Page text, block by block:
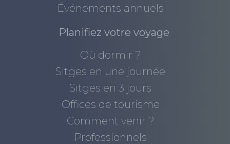
Événements annuels
Planifiez votre voyage
Où dormir ?
Sitges en une journée
Sitges en 3 jours
Offices de tourisme
Comment venir ?
Professionnels